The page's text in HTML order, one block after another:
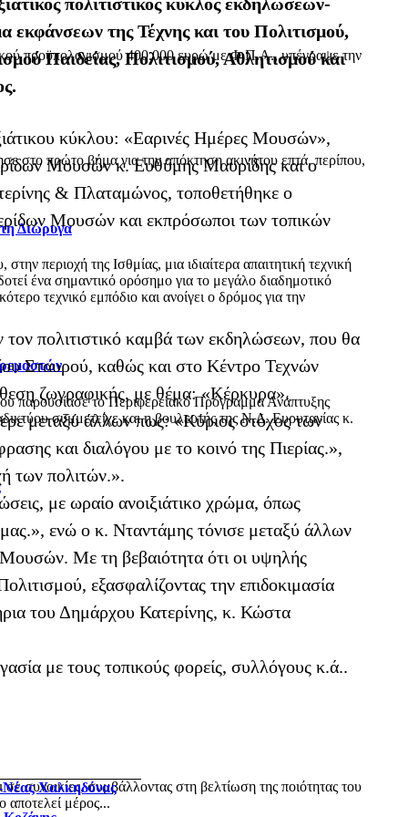
προϋπολογισμού 400.000 ευρώ με Φ.Π.Α., υπέγραψε την
στο πρώτο βήμα για την απόκτηση ακινήτου επτά, περίπου,
Διώρυγα
περιοχή της Ισθμίας, μια ιδιαίτερα απαιτητική τεχνική
ένα σημαντικό ορόσημο για το μεγάλο διαδημοτικό
τεχνικό εμπόδιο και ανοίγει ο δρόμος για την
παρουσίασε το Περιφερειακό Πρόγραμμα Ανάπτυξης
συμμετείχε και η βουλευτής της Ν.Δ. Ευρυτανίας κ.
συνοικίες, συμβάλλοντας στη βελτίωση της ποιότητας του
αποτελεί μέρος...
πολιτιστικός κύκλος εκδηλώσεων-
εκφάνσεων της Τέχνης και του Πολιτισμού,
Παιδείας, Πολιτισμού, Αθλητισμού και
κύκλου: «Εαρινές Ημέρες Μουσών»,
Μουσών κ. Ευθύμης Μαυρίδης και ο
& Πλαταμώνος, τοποθετήθηκε ο
Μουσών και εκπρόσωποι των τοπικών
τον πολιτιστικό καμβά των εκδηλώσεων, που θα
Σταυρού, καθώς και στο Κέντρο Τεχνών
ζωγραφικής, με θέμα: «Κέρκυρα».
μεταξύ άλλων πως: «Κύριος στόχος των
και διαλόγου με το κοινό της Πιερίας.»,
των πολιτών.».
με ωραίο ανοιξιάτικο χρώμα, όπως
ενώ ο κ. Νταντάμης τόνισε μεταξύ άλλων
Μουσών. Με τη βεβαιότητα ότι οι υψηλής
εξασφαλίζοντας την επιδοκιμασία
του Δημάρχου Κατερίνης, κ. Κώστα
με τους τοπικούς φορείς, συλλόγους κ.ά..
Νέας Χαλκηδόνας